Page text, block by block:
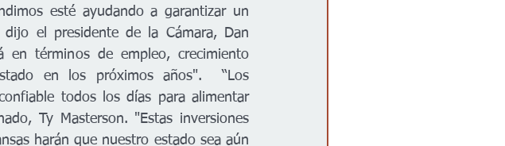
esté ayudando a garantizar un
el presidente de la Cámara, Dan
en términos de empleo, crecimiento
en los próximos años".  “Los
todos los días para alimentar
Ty Masterson. "Estas inversiones
harán que nuestro estado sea aún